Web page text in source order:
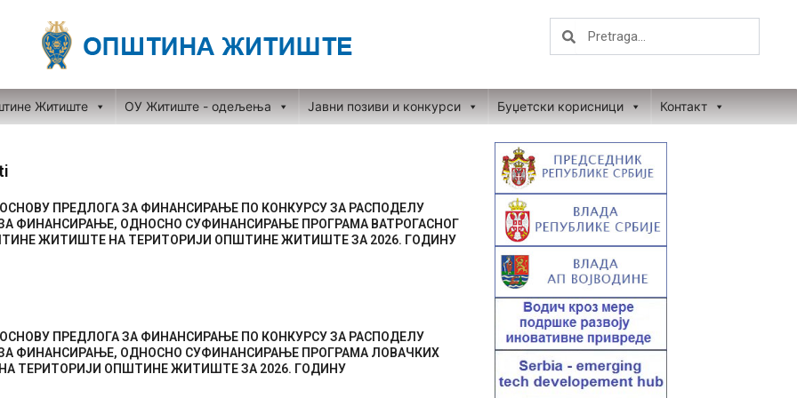
Search
Житиште ОУ Житиште - одељења Јавни позиви и конкурси Буџетски корисници Контакт
ПРЕДЛОГА ЗА ФИНАНСИРАЊЕ ПО КОНКУРСУ ЗА РАСПОДЕЛУ
ФИНАНСИРАЊЕ, ОДНОСНО СУФИНАНСИРАЊЕ ПРОГРАМА ВАТРОГАСНОГ
ЖИТИШТЕ НА ТЕРИТОРИЈИ ОПШТИНЕ ЖИТИШТЕ ЗА 2026. ГОДИНУ
ПРЕДЛОГА ЗА ФИНАНСИРАЊЕ ПО КОНКУРСУ ЗА РАСПОДЕЛУ
ФИНАНСИРАЊЕ, ОДНОСНО СУФИНАНСИРАЊЕ ПРОГРАМА ЛОВАЧКИХ
ТЕРИТОРИЈИ ОПШТИНЕ ЖИТИШТЕ ЗА 2026. ГОДИНУ
PagePagePagePagePage